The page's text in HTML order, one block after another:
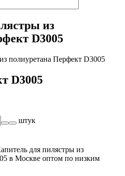
из
D3005
D3005
штук
для пилястры из
в Москве оптом по низким